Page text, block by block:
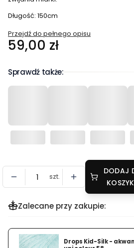
Długość: 150cm
Przejdź do pełnego opisu
Cena
59,00 zł
Sprawdź także:
szt.
DODAJ
Zalecane przy zakupie:
Drops Kid-Silk -